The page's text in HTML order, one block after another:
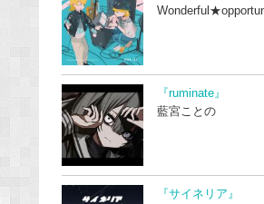
『ruminate』
藍宮ことの
『サイネリア』